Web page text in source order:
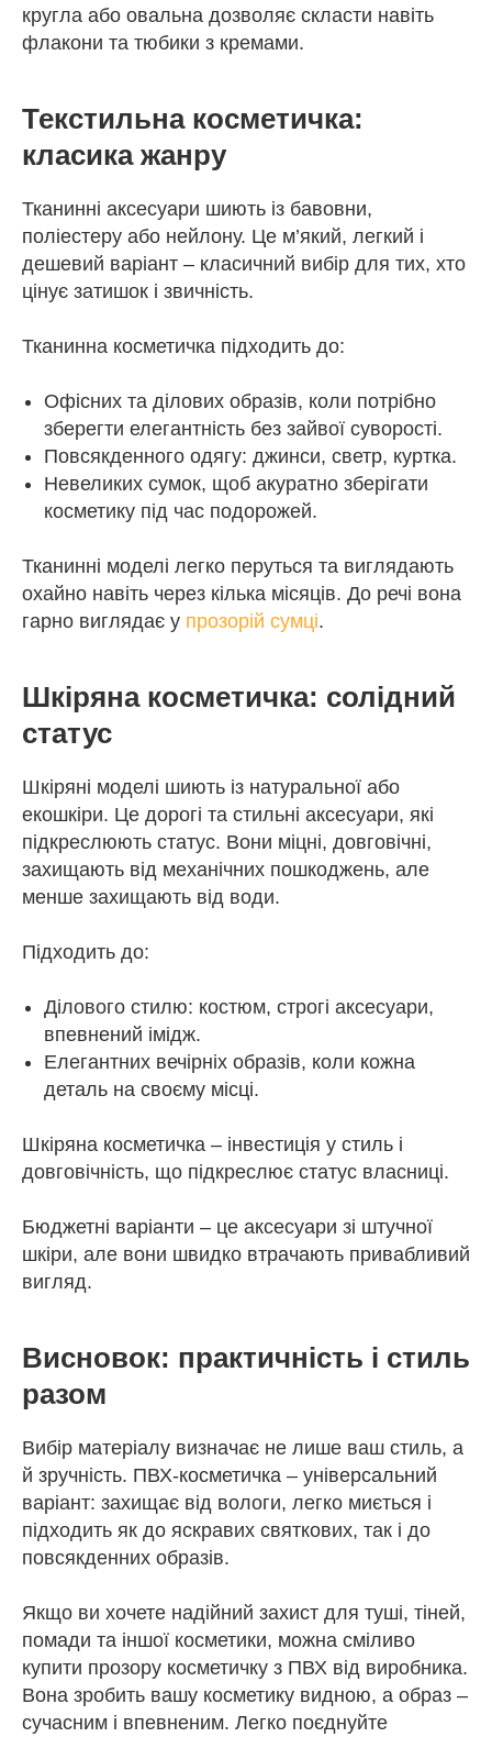
кругла або овальна дозволяє скласти навіть
флакони та тюбики з кремами.
Текстильна косметичка:
класика жанру
Тканинні аксесуари шиють із бавовни,
поліестеру або нейлону. Це м’який, легкий і
дешевий варіант – класичний вибір для тих, хто
цінує затишок і звичність.
Тканинна косметичка підходить до:
Офісних та ділових образів, коли потрібно
зберегти елегантність без зайвої суворості.
Повсякденного одягу: джинси, светр, куртка.
Невеликих сумок, щоб акуратно зберігати
косметику під час подорожей.
Тканинні моделі легко перуться та виглядають
охайно навіть через кілька місяців. До речі вона
гарно виглядає у прозорій сумці.
Шкіряна косметичка: солідний
статус
Шкіряні моделі шиють із натуральної або
екошкіри. Це дорогі та стильні аксесуари, які
підкреслюють статус. Вони міцні, довговічні,
захищають від механічних пошкоджень, але
менше захищають від води.
Підходить до:
Ділового стилю: костюм, строгі аксесуари,
впевнений імідж.
Елегантних вечірніх образів, коли кожна
деталь на своєму місці.
Шкіряна косметичка – інвестиція у стиль і
довговічність, що підкреслює статус власниці.
Бюджетні варіанти – це аксесуари зі штучної
шкіри, але вони швидко втрачають привабливий
вигляд.
Висновок: практичність і стиль
разом
Вибір матеріалу визначає не лише ваш стиль, а
й зручність. ПВХ-косметичка – універсальний
варіант: захищає від вологи, легко миється і
підходить як до яскравих святкових, так і до
повсякденних образів.
Якщо ви хочете надійний захист для туші, тіней,
помади та іншої косметики, можна сміливо
купити прозору косметичку з ПВХ від виробника.
Вона зробить вашу косметику видною, а образ –
сучасним і впевненим. Легко поєднуйте